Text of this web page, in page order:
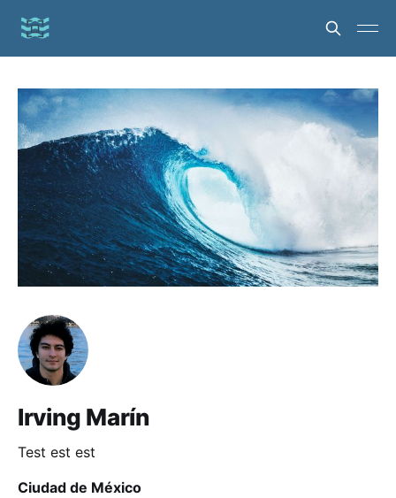
Irving Marín
Test est est
Ciudad de México